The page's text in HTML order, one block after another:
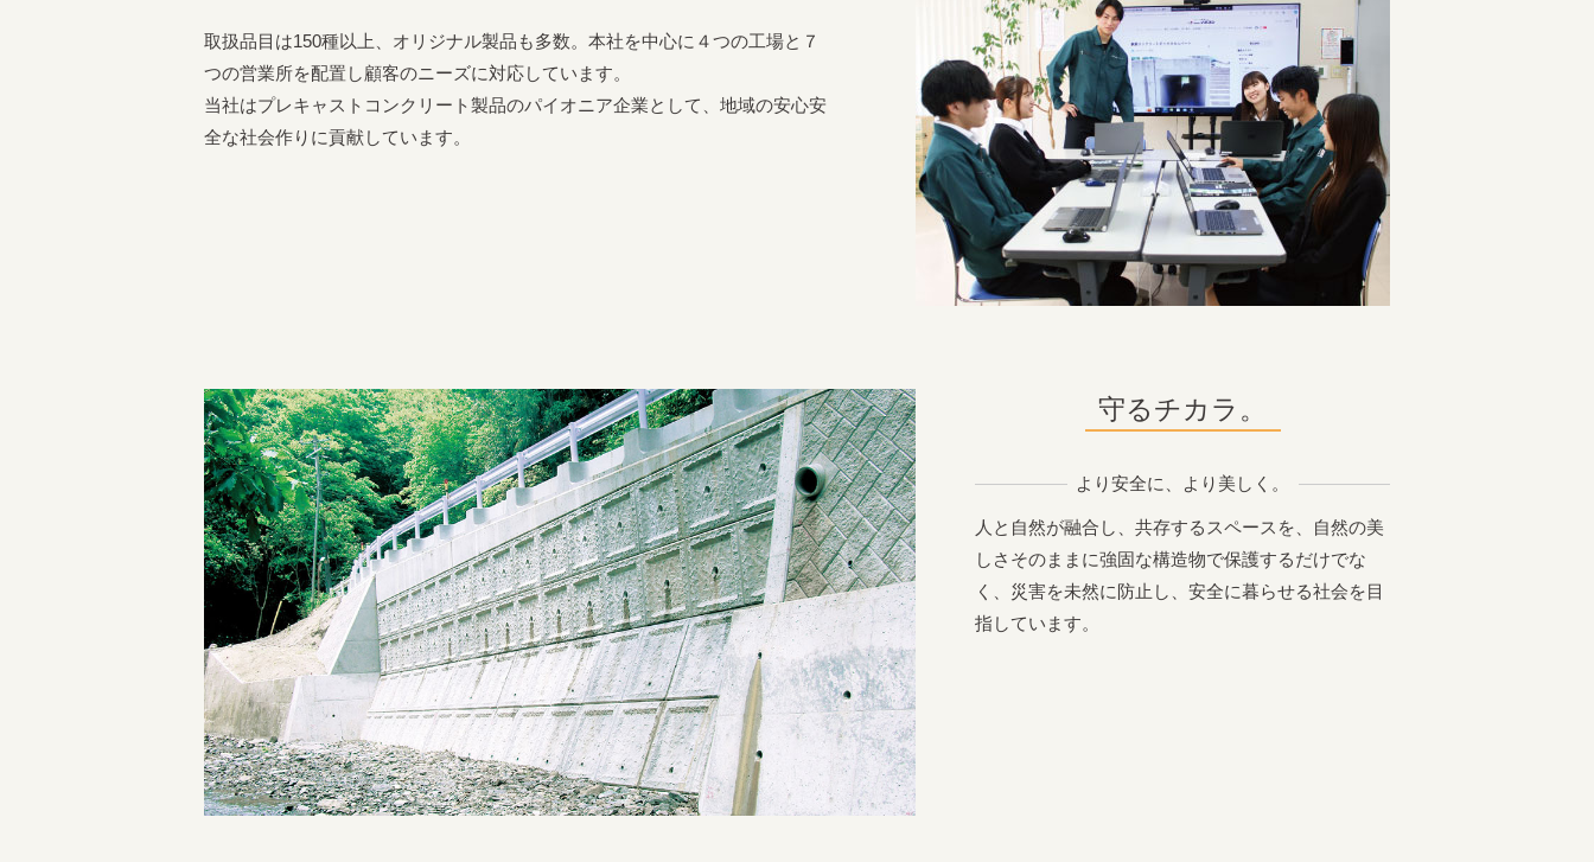
取扱品目は150種以上、オリジナル製品も多数。本社を中心に４つの工場と７
つの営業所を配置し顧客のニーズに対応しています。
当社はプレキャストコンクリート製品のパイオニア企業として、地域の安心安
全な社会作りに貢献しています。
守るチカラ。
より安全に、より美しく。
人と自然が融合し、共存するスペースを、自然の美
しさそのままに強固な構造物で保護するだけでな
く、災害を未然に防止し、安全に暮らせる社会を目
指しています。